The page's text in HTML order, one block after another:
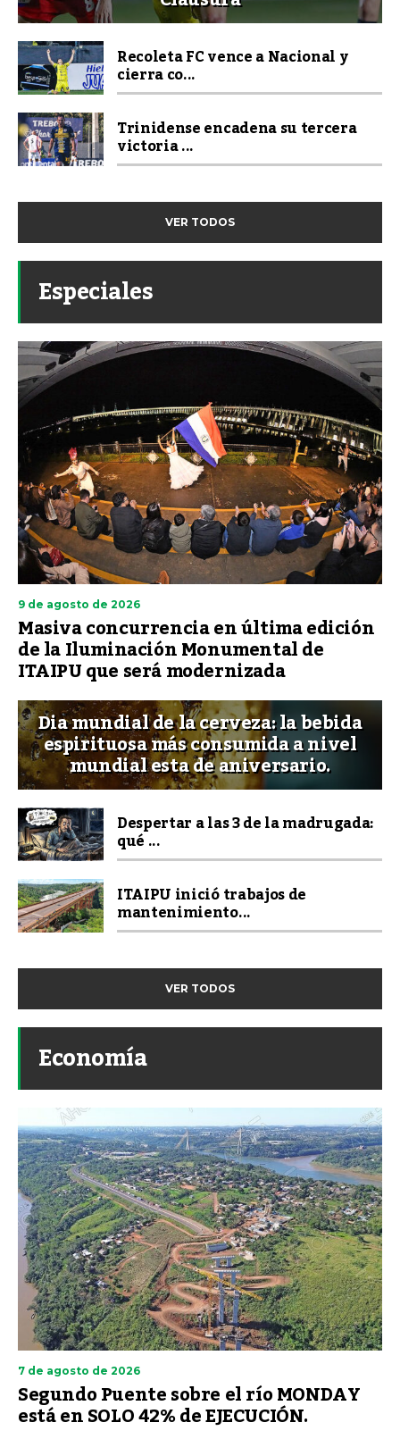
Recoleta FC vence a Nacional y
cierra co...
Trinidense encadena su tercera
victoria ...
VER TODOS
Especiales
9 de agosto de 2026
Masiva concurrencia en última edición
de la Iluminación Monumental de
ITAIPU que será modernizada
Dia mundial de la cerveza: la bebida
espirituosa más consumida a nivel
mundial esta de aniversario.
Despertar a las 3 de la madrugada:
qué ...
ITAIPU inició trabajos de
mantenimiento...
VER TODOS
Economía
7 de agosto de 2026
Segundo Puente sobre el río MONDAY
está en SOLO 42% de EJECUCIÓN.